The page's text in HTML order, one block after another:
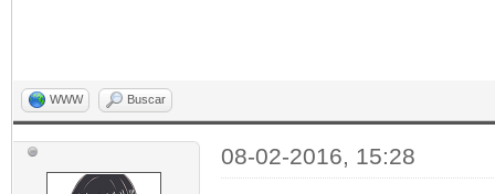
WWW Buscar
08-02-2016, 15:28